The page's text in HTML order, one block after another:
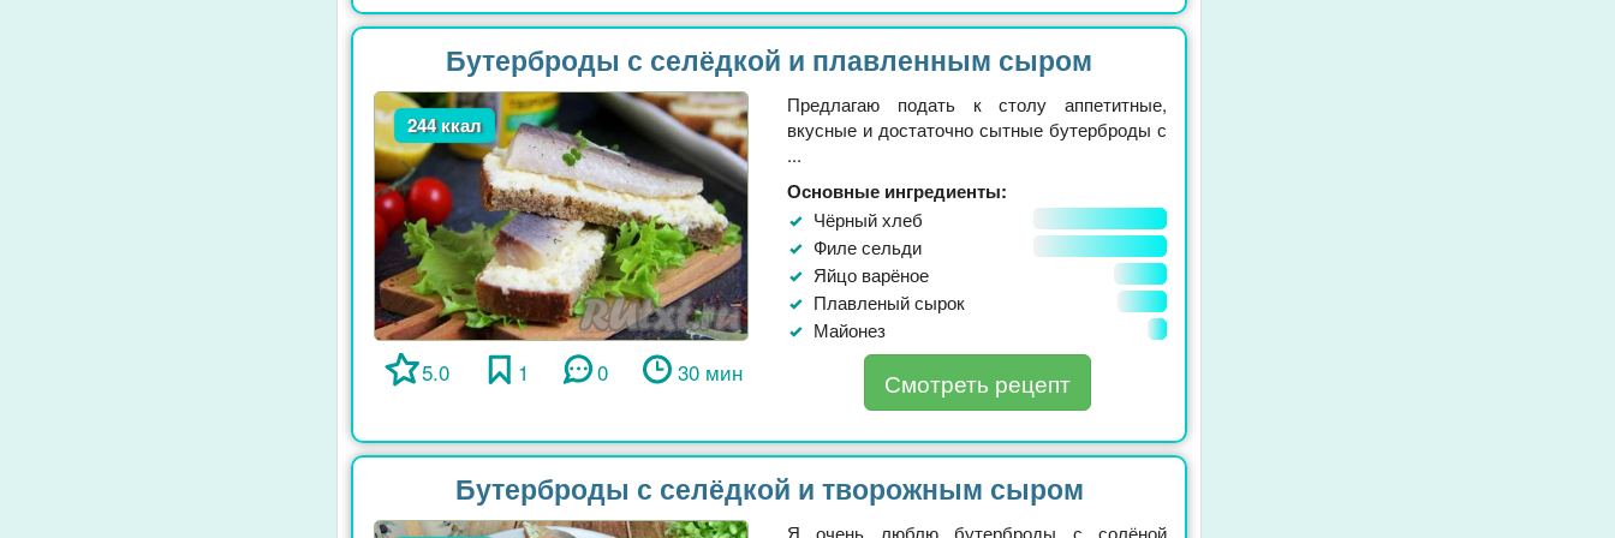
Бутерброды с селёдкой и плавленным сыром
244 ккал
5.0 1 0 30 мин
Предлагаю подать к столу аппетитные,
вкусные и достаточно сытные бутерброды с
...
Основные ингредиенты:
Чёрный хлеб
Филе сельди
Яйцо варёное
Плавленый сырок
Майонез
Смотреть рецепт
Бутерброды с селёдкой и творожным сыром
Я очень люблю бутерброды с солёной